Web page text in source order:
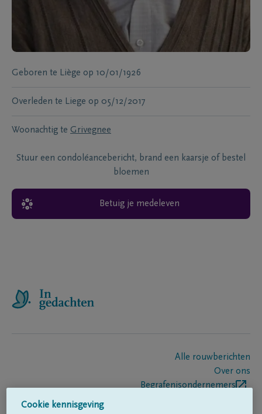
Geboren te Liège op 10/01/1926
Overleden te Liege op 05/12/2017
Woonachtig te Grivegnee
Stuur een condoléancebericht, brand een kaarsje of bestel
bloemen
Betuig je medeleven
Alle rouwberichten
Over ons
Begrafenisondernemers
Cookie kennisgeving